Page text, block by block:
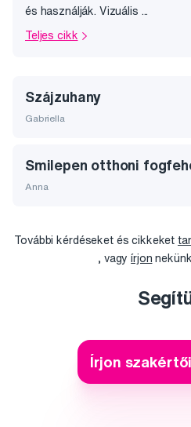
és használják. Vizuális ...
Teljes cikk
Szájzuhany
Gabriella
Smilepen otthoni
Anna
További kérdéseket és cikkeket
, vagyírjon
Írjon